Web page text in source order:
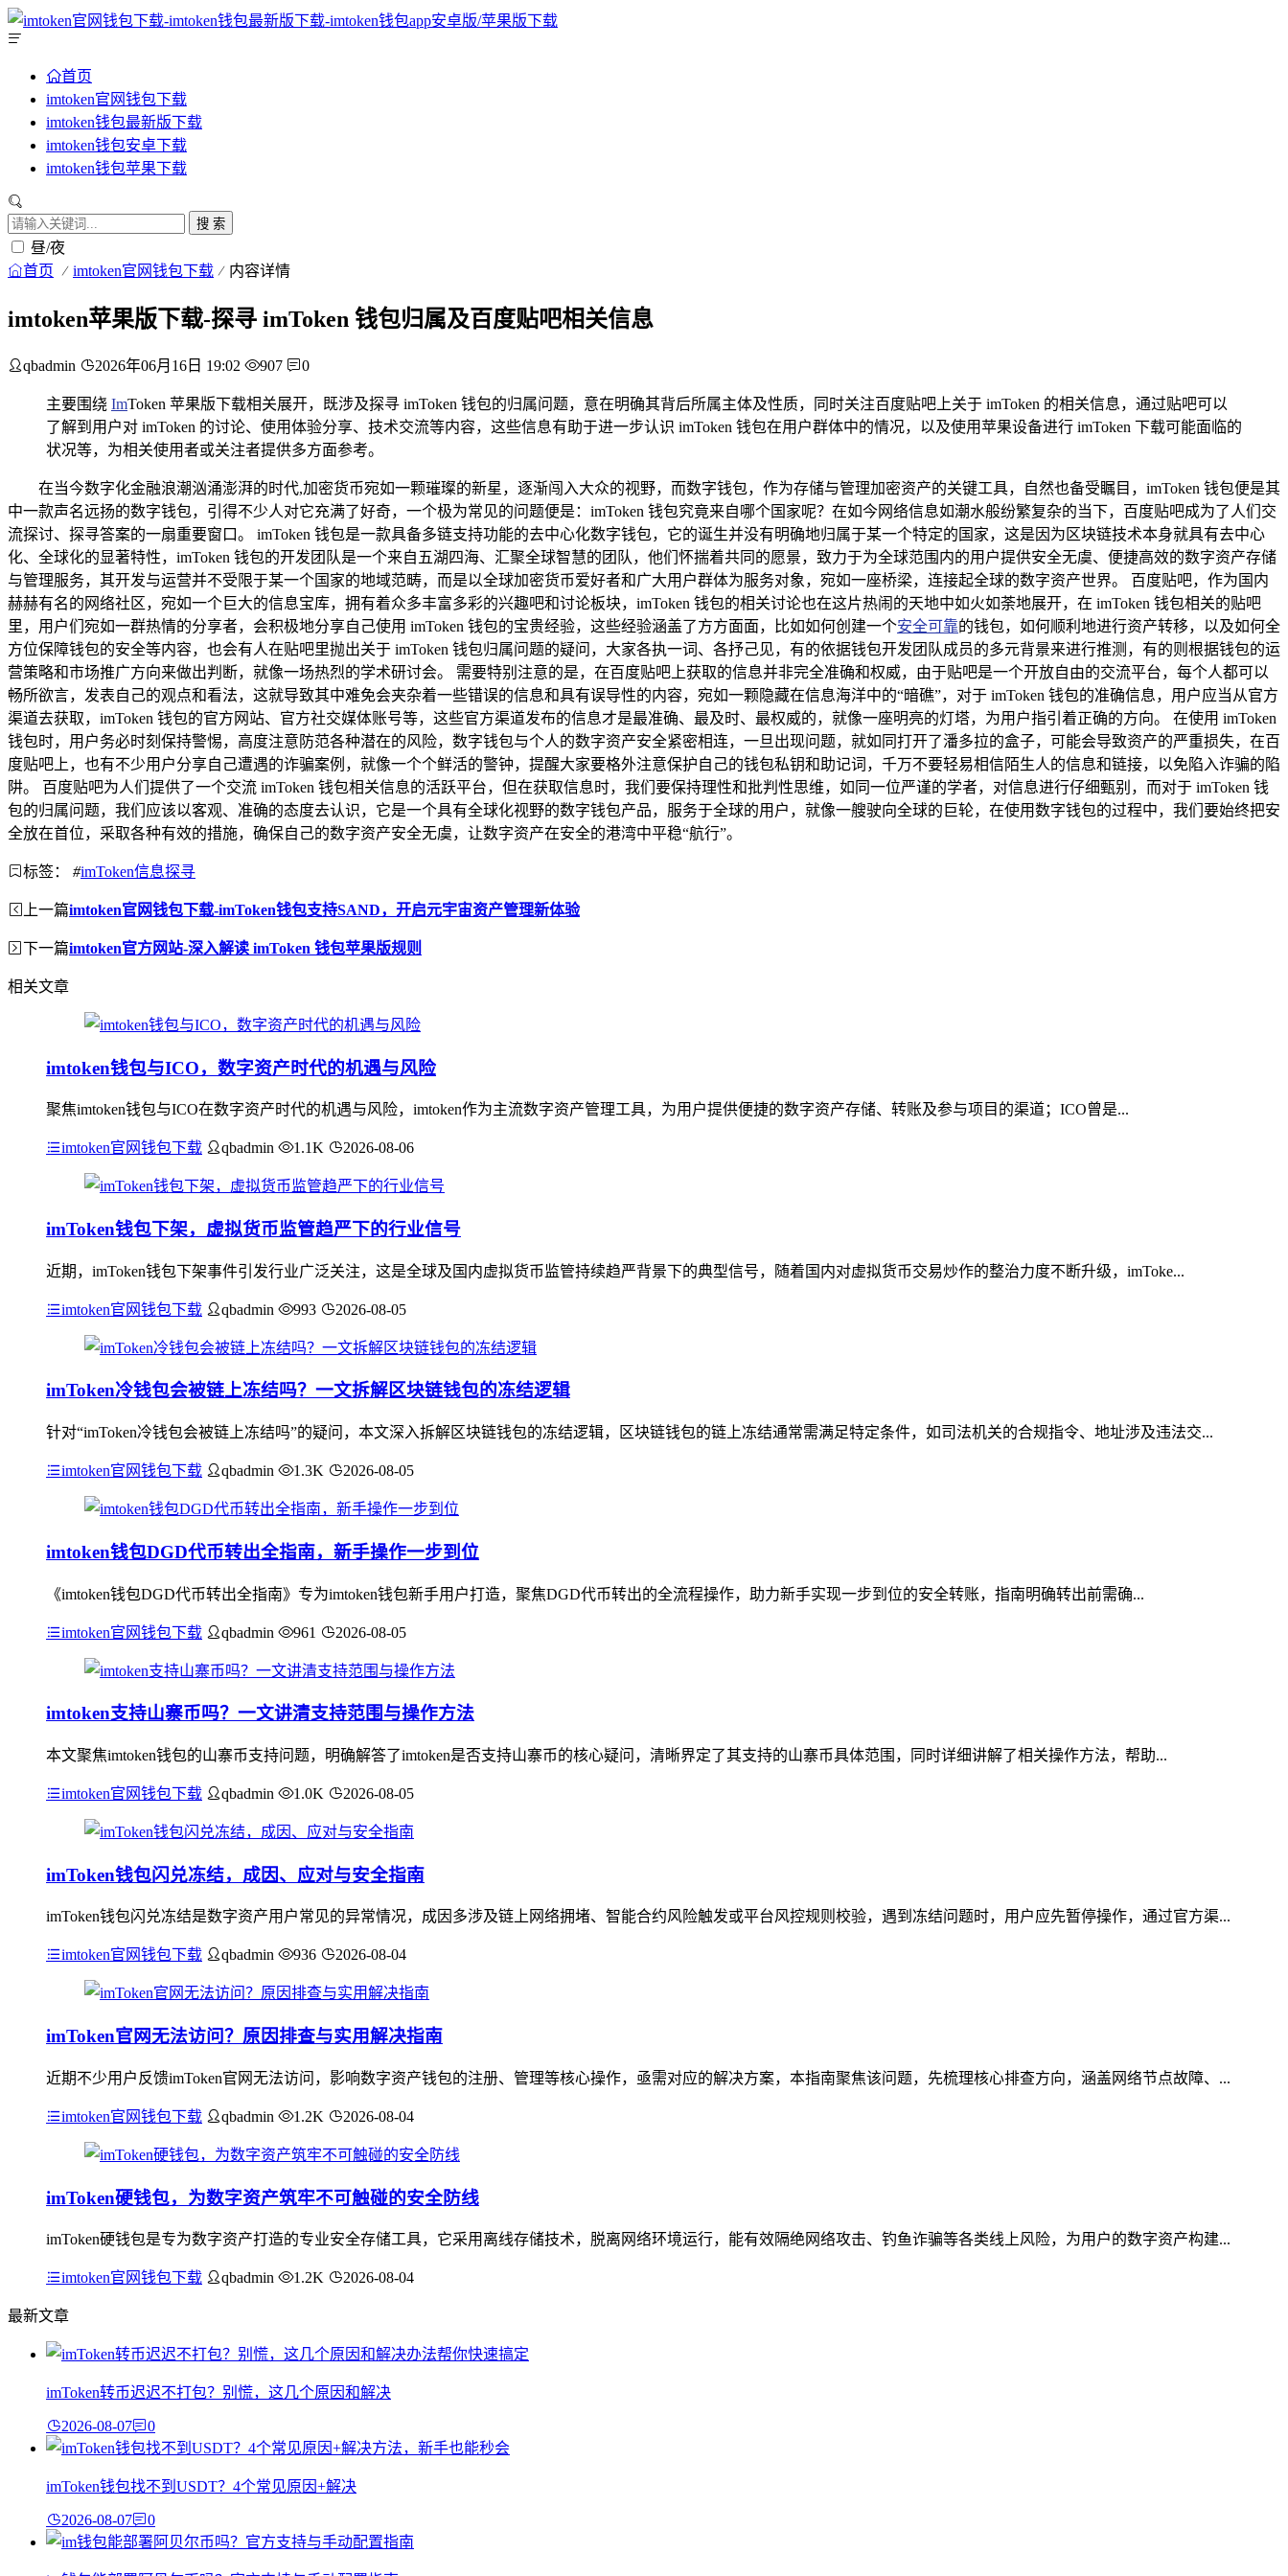
首页
imtoken官网钱包下载
imtoken钱包最新版下载
imtoken钱包安卓下载
imtoken钱包苹果下载
搜 索
昼/夜
首页 imtoken官网钱包下载 内容详情
imtoken苹果版下载-探寻 imToken 钱包归属及百度贴吧相关信息
qbadmin 2026年06月16日 19:02 907 0
主要围绕 ImToken 苹果版下载相关展开，既涉及探寻 imToken 钱包的归属问题，意在明确其背后所属主体及性质，同时关注百度贴吧上关于 imToken 的相关信息，通过贴吧可以
了解到用户对 imToken 的讨论、使用体验分享、技术交流等内容，这些信息有助于进一步认识 imToken 钱包在用户群体中的情况，以及使用苹果设备进行 imToken 下载可能面临的
状况等，为相关使用者或关注者提供多方面参考。
在当今数字化金融浪潮汹涌澎湃的时代,加密货币宛如一颗璀璨的新星，逐渐闯入大众的视野，而数字钱包，作为存储与管理加密资产的关键工具，自然也备受瞩目，imToken 钱包便是其
中一款声名远扬的数字钱包，引得不少人对它充满了好奇，一个极为常见的问题便是：imToken 钱包究竟来自哪个国家呢？在如今网络信息如潮水般纷繁复杂的当下，百度贴吧成为了人们交
流探讨、探寻答案的一扇重要窗口。 imToken 钱包是一款具备多链支持功能的去中心化数字钱包，它的诞生并没有明确地归属于某一个特定的国家，这是因为区块链技术本身就具有去中心
化、全球化的显著特性，imToken 钱包的开发团队是一个来自五湖四海、汇聚全球智慧的团队，他们怀揣着共同的愿景，致力于为全球范围内的用户提供安全无虞、便捷高效的数字资产存储
与管理服务，其开发与运营并不受限于某一个国家的地域范畴，而是以全球加密货币爱好者和广大用户群体为服务对象，宛如一座桥梁，连接起全球的数字资产世界。 百度贴吧，作为国内
赫赫有名的网络社区，宛如一个巨大的信息宝库，拥有着众多丰富多彩的兴趣吧和讨论板块，imToken 钱包的相关讨论也在这片热闹的天地中如火如荼地展开，在 imToken 钱包相关的贴吧
里，用户们宛如一群热情的分享者，会积极地分享自己使用 imToken 钱包的宝贵经验，这些经验涵盖了方方面面，比如如何创建一个安全可靠的钱包，如何顺利地进行资产转移，以及如何全
方位保障钱包的安全等内容，也会有人在贴吧里抛出关于 imToken 钱包归属问题的疑问，大家各执一词、各抒己见，有的依据钱包开发团队成员的多元背景来进行推测，有的则根据钱包的运
营策略和市场推广方向来做出判断，就像一场热烈的学术研讨会。 需要特别注意的是，在百度贴吧上获取的信息并非完全准确和权威，由于贴吧是一个开放自由的交流平台，每个人都可以
畅所欲言，发表自己的观点和看法，这就导致其中难免会夹杂着一些错误的信息和具有误导性的内容，宛如一颗隐藏在信息海洋中的“暗礁”，对于 imToken 钱包的准确信息，用户应当从官方
渠道去获取，imToken 钱包的官方网站、官方社交媒体账号等，这些官方渠道发布的信息才是最准确、最及时、最权威的，就像一座明亮的灯塔，为用户指引着正确的方向。 在使用 imToken
钱包时，用户务必时刻保持警惕，高度注意防范各种潜在的风险，数字钱包与个人的数字资产安全紧密相连，一旦出现问题，就如同打开了潘多拉的盒子，可能会导致资产的严重损失，在百
度贴吧上，也有不少用户分享自己遭遇的诈骗案例，就像一个个鲜活的警钟，提醒大家要格外注意保护自己的钱包私钥和助记词，千万不要轻易相信陌生人的信息和链接，以免陷入诈骗的陷
阱。 百度贴吧为人们提供了一个交流 imToken 钱包相关信息的活跃平台，但在获取信息时，我们要保持理性和批判性思维，如同一位严谨的学者，对信息进行仔细甄别，而对于 imToken 钱
包的归属问题，我们应该以客观、准确的态度去认识，它是一个具有全球化视野的数字钱包产品，服务于全球的用户，就像一艘驶向全球的巨轮，在使用数字钱包的过程中，我们要始终把安
全放在首位，采取各种有效的措施，确保自己的数字资产安全无虞，让数字资产在安全的港湾中平稳“航行”。
标签： #imToken信息探寻
上一篇imtoken官网钱包下载-imToken钱包支持SAND，开启元宇宙资产管理新体验
下一篇imtoken官方网站-深入解读 imToken 钱包苹果版规则
相关文章
imtoken钱包与ICO，数字资产时代的机遇与风险
聚焦imtoken钱包与ICO在数字资产时代的机遇与风险，imtoken作为主流数字资产管理工具，为用户提供便捷的数字资产存储、转账及参与项目的渠道；ICO曾是...
imtoken官网钱包下载 qbadmin 1.1K 2026-08-06
imToken钱包下架，虚拟货币监管趋严下的行业信号
近期，imToken钱包下架事件引发行业广泛关注，这是全球及国内虚拟货币监管持续趋严背景下的典型信号，随着国内对虚拟货币交易炒作的整治力度不断升级，imToke...
imtoken官网钱包下载 qbadmin 993 2026-08-05
imToken冷钱包会被链上冻结吗？一文拆解区块链钱包的冻结逻辑
针对“imToken冷钱包会被链上冻结吗”的疑问，本文深入拆解区块链钱包的冻结逻辑，区块链钱包的链上冻结通常需满足特定条件，如司法机关的合规指令、地址涉及违法交...
imtoken官网钱包下载 qbadmin 1.3K 2026-08-05
imtoken钱包DGD代币转出全指南，新手操作一步到位
《imtoken钱包DGD代币转出全指南》专为imtoken钱包新手用户打造，聚焦DGD代币转出的全流程操作，助力新手实现一步到位的安全转账，指南明确转出前需确...
imtoken官网钱包下载 qbadmin 961 2026-08-05
imtoken支持山寨币吗？一文讲清支持范围与操作方法
本文聚焦imtoken钱包的山寨币支持问题，明确解答了imtoken是否支持山寨币的核心疑问，清晰界定了其支持的山寨币具体范围，同时详细讲解了相关操作方法，帮助...
imtoken官网钱包下载 qbadmin 1.0K 2026-08-05
imToken钱包闪兑冻结，成因、应对与安全指南
imToken钱包闪兑冻结是数字资产用户常见的异常情况，成因多涉及链上网络拥堵、智能合约风险触发或平台风控规则校验，遇到冻结问题时，用户应先暂停操作，通过官方渠...
imtoken官网钱包下载 qbadmin 936 2026-08-04
imToken官网无法访问？原因排查与实用解决指南
近期不少用户反馈imToken官网无法访问，影响数字资产钱包的注册、管理等核心操作，亟需对应的解决方案，本指南聚焦该问题，先梳理核心排查方向，涵盖网络节点故障、...
imtoken官网钱包下载 qbadmin 1.2K 2026-08-04
imToken硬钱包，为数字资产筑牢不可触碰的安全防线
imToken硬钱包是专为数字资产打造的专业安全存储工具，它采用离线存储技术，脱离网络环境运行，能有效隔绝网络攻击、钓鱼诈骗等各类线上风险，为用户的数字资产构建...
imtoken官网钱包下载 qbadmin 1.2K 2026-08-04
最新文章
imToken转币迟迟不打包？别慌，这几个原因和解决
2026-08-07 0
imToken钱包找不到USDT？4个常见原因+解决
2026-08-07 0